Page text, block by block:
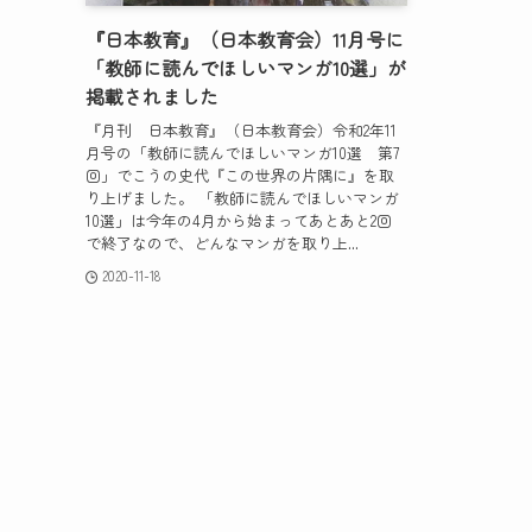
『日本教育』（日本教育会）11月号に
「教師に読んでほしいマンガ10選」が
掲載されました
『月刊 日本教育』（日本教育会）令和2年11
月号の「教師に読んでほしいマンガ10選 第7
回」でこうの史代『この世界の片隅に』を取
り上げました。 「教師に読んでほしいマンガ
10選」は今年の4月から始まってあとあと2回
で終了なので、どんなマンガを取り上...
2020-11-18